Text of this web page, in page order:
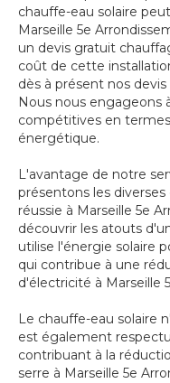
chauffe-eau solaire
Marseille 5e
un devis gratuit
coût de cette
dès à présent nos
Nous nous engageons
compétitives en
énergétique.
L'avantage de notre
présentons les
réussie à Marseille 5e
découvrir les atouts
utilise l'énergie solaire
qui contribue à une
d'électricité à Marseille
Le chauffe-eau solaire
est également
contribuant à la
serre à Marseille 5e